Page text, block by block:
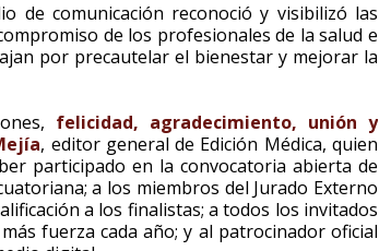
de comunicación reconoció y visibilizó las
de los profesionales de la salud e
por precautelar el bienestar y mejorar la
felicidad, agradecimiento, unión y
, editor general de Edición Médica, quien
participado en la convocatoria abierta de
a los miembros del Jurado Externo
a los finalistas; a todos los invitados
fuerza cada año; y al patrocinador oficial